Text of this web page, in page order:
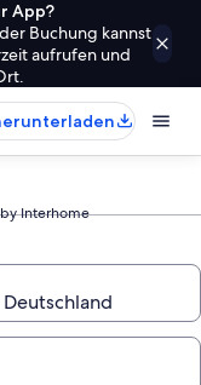
App?
Buchung kannst
aufrufen und
Interhome